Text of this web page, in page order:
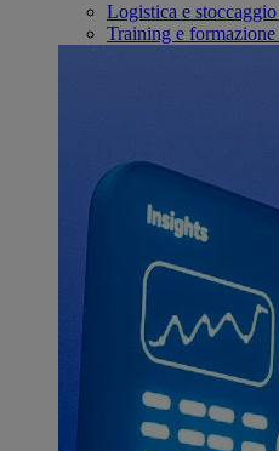
Logistica e stoccaggio
Training e formazione